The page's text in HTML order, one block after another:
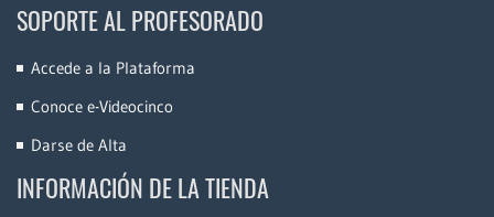
SOPORTE AL PROFESORADO
Accede a la Plataforma
Conoce e-Videocinco
Darse de Alta
INFORMACIÓN DE LA TIENDA